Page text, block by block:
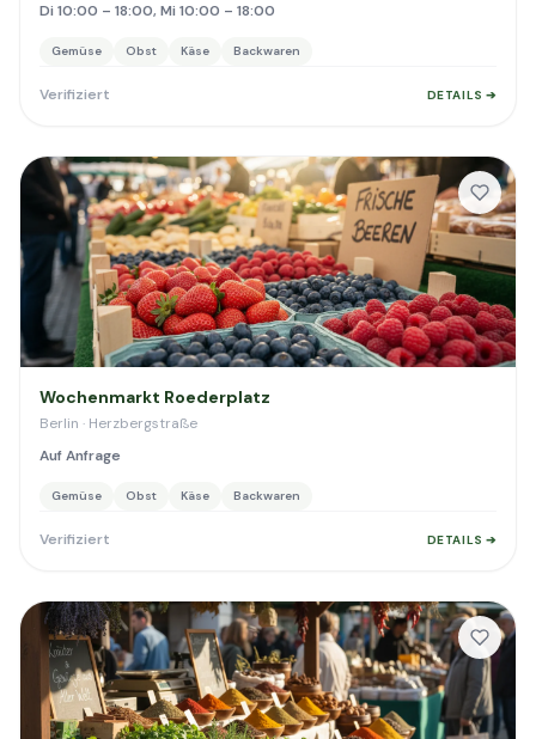
Di 10:00 – 18:00, Mi 10:00 – 18:00
Gemüse Obst Käse Backwaren
Verifiziert DETAILS ➔
Wochenmarkt Roederplatz
Berlin · Herzbergstraße
Auf Anfrage
Gemüse Obst Käse Backwaren
Verifiziert DETAILS ➔